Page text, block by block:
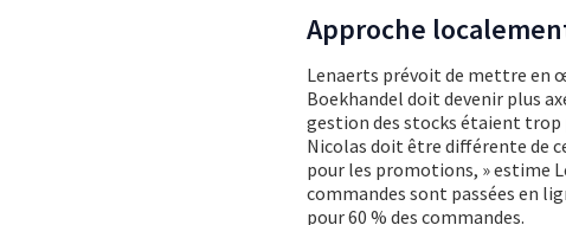
Approche
Lenaerts prévoit de mettre en
Boekhandel doit devenir plus
gestion des stocks étaient trop
Nicolas doit être différente de
pour les promotions, » estime
commandes sont passées en
pour 60 % des commandes.